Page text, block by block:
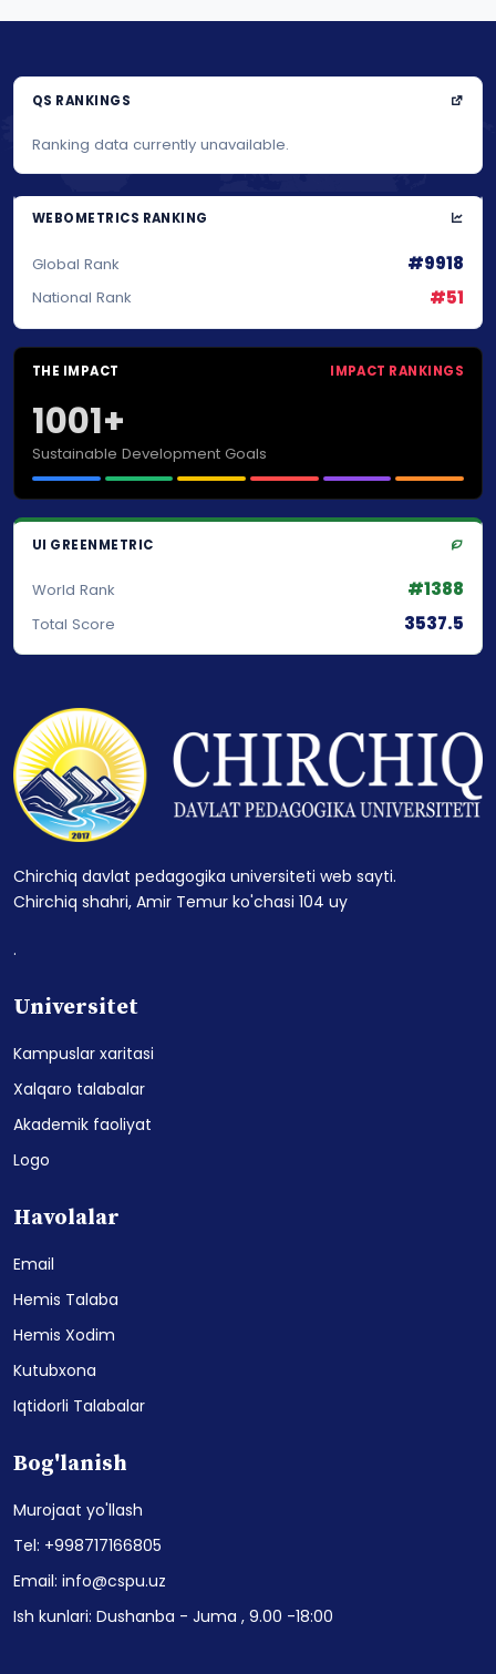
QS RANKINGS
Ranking data currently unavailable.
WEBOMETRICS RANKING
Global Rank #9918
National Rank #51
THE IMPACT IMPACT RANKINGS
1001+
Sustainable Development Goals
UI GREENMETRIC
World Rank #1388
Total Score 3537.5
Chirchiq davlat pedagogika universiteti web sayti.
Chirchiq shahri, Amir Temur ko'chasi 104 uy
.
Universitet
Kampuslar xaritasi
Xalqaro talabalar
Akademik faoliyat
Logo
Havolalar
Email
Hemis Talaba
Hemis Xodim
Kutubxona
Iqtidorli Talabalar
Bog'lanish
Murojaat yo'llash
Tel: +998717166805
Email: info@cspu.uz
Ish kunlari: Dushanba - Juma , 9.00 -18:00